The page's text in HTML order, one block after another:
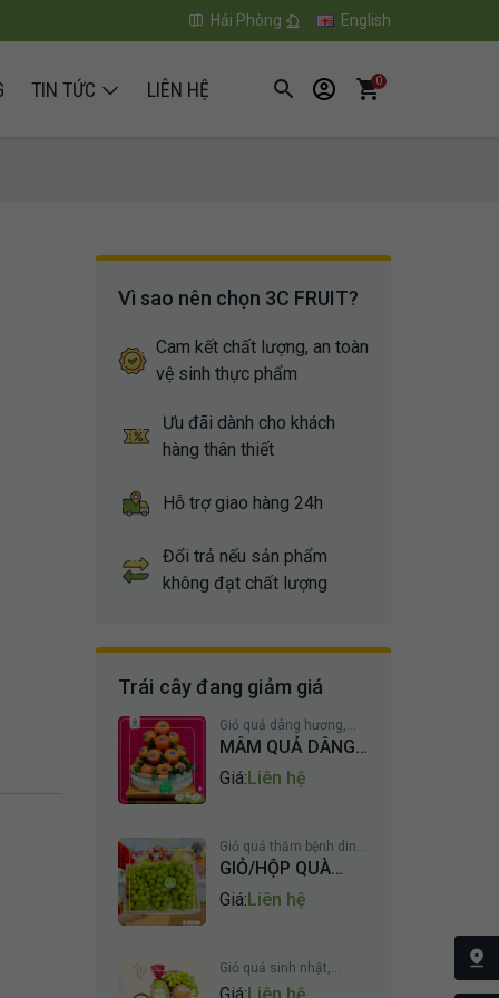
Hải Phòng English
TIN TỨC LIÊN HỆ 0
Vì sao nên chọn 3C FRUIT?
Cam kết chất lượng, an toàn
vệ sinh thực phẩm
Ưu đãi dành cho khách
hàng thân thiết
Hỗ trợ giao hàng 24h
Đổi trả nếu sản phẩm
không đạt chất lượng
Trái cây đang giảm giá
Giỏ quả dâng hương,
chia buồn
MÂM QUẢ DÂNG
LỄ PHẬT ĐẢNG
Giá:Liên hệ
Giỏ quả thăm bệnh dinh
dưỡng
GIỎ/HỘP QUÀ
NHO BIẾU TẶNG
Giá:Liên hệ
Giỏ quả sinh nhật,
mừng thọ
Giá:Liên hệ